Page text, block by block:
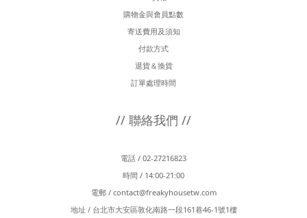
購物金與會員點數
寄送費用及須知
付款方式
退貨＆換貨
訂單處理時間
// 聯絡我們 //
電話 / 02-27216823
時間 / 14:00-21:00
電郵 / contact@freakyhousetw.com
地址 / 台北市大安區敦化南路一段161巷46-1號1樓